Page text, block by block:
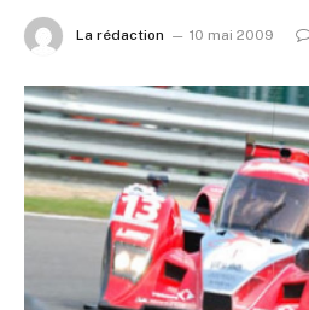
La rédaction 10 mai 2009